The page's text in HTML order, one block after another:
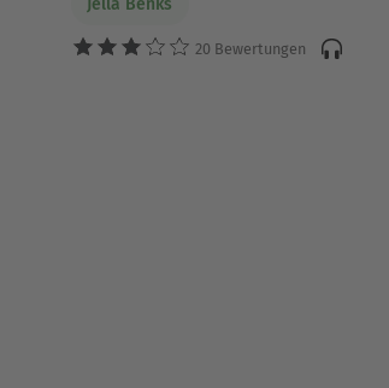
Jella Benks
20 Bewertungen